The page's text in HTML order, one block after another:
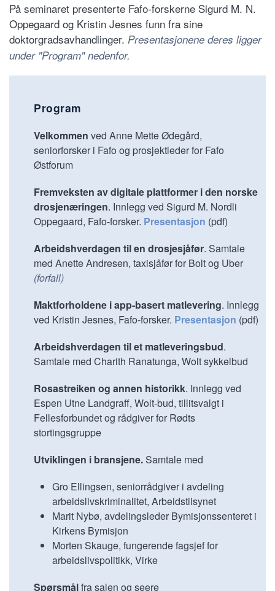
På seminaret presenterte Fafo-forskerne Sigurd M. N.
Oppegaard og Kristin Jesnes funn fra sine
doktorgradsavhandlinger. Presentasjonene deres ligger
under "Program" nedenfor.
Program
Velkommen ved Anne Mette Ødegård,
seniorforsker i Fafo og prosjektleder for Fafo
Østforum
Fremveksten av digitale plattformer i den norske
drosjenæringen. Innlegg ved Sigurd M. Nordli
Oppegaard, Fafo-forsker. Presentasjon (pdf)
Arbeidshverdagen til en drosjesjåfør. Samtale
med Anette Andresen, taxisjåfør for Bolt og Uber
(forfall)
Maktforholdene i app-basert matlevering. Innlegg
ved Kristin Jesnes, Fafo-forsker. Presentasjon (pdf)
Arbeidshverdagen til et matleveringsbud.
Samtale med Charith Ranatunga, Wolt sykkelbud
Rosastreiken og annen historikk. Innlegg ved
Espen Utne Landgraff, Wolt-bud, tillitsvalgt i
Fellesforbundet og rådgiver for Rødts
stortingsgruppe
Utviklingen i bransjene. Samtale med
Gro Ellingsen, seniorrådgiver i avdeling
arbeidslivskriminalitet, Arbeidstilsynet
Marit Nybø, avdelingsleder Bymisjonssenteret i
Kirkens Bymisjon
Morten Skauge, fungerende fagsjef for
arbeidslivspolitikk, Virke
Spørsmålfra salen og seere